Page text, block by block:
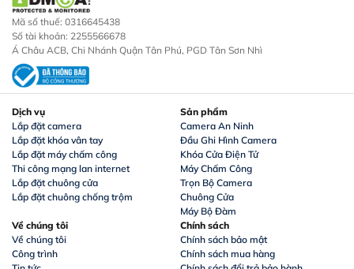
Về chúng tôi
Về chúng tôi
Công trình
Dịch vụ
Lắp đặt camera
Lắp đặt khóa vân tay
Lắp đặt máy chấm công
Thi công mạng lan internet
Lắp đặt chuông cửa
Lắp đặt chuông chống trộm
Sản phẩm
Camera An Ninh
Đầu Ghi Hình Camera
Khóa Cửa Điện Tử
Máy Chấm Công
Trọn Bộ Camera
Chuông Cửa
Máy Bộ Đàm
Chính sách
Chính sách bảo mật
Chính sách mua hàng
Mã số thuế: 0316645438
Số tài khoản: 2255566678
Á Châu ACB, Chi Nhánh Quận Tân Phú, PGD Tân Sơn Nhì